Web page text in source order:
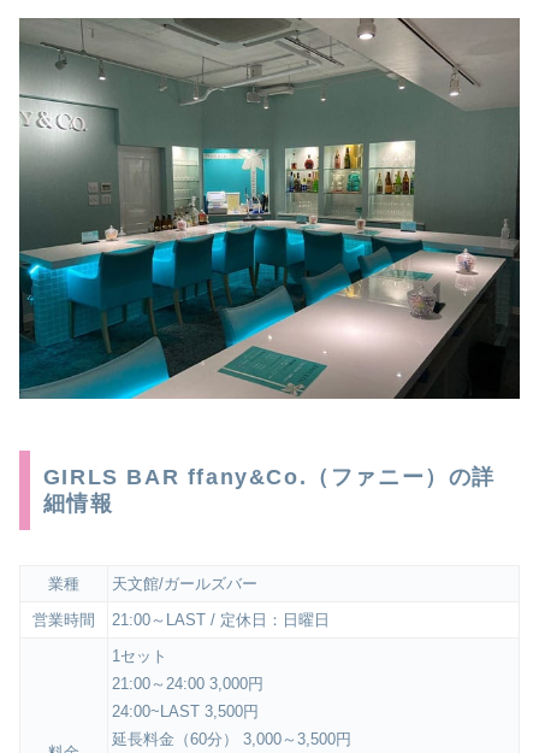
GIRLS BAR ffany&Co.（ファニー）の詳
細情報
業種
天文館/ガールズバー
営業時間
21:00～LAST / 定休日：日曜日
1セット
21:00～24:00 3,000円
24:00~LAST 3,500円
延長料金（60分） 3,000～3,500円